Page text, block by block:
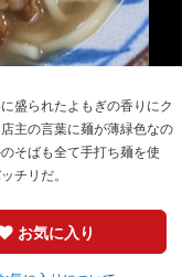
盛られたよもぎの香りにク
主の言葉に麺が薄緑色なの
そばも全て手打ち麺を使
チリだ。
お気に入り